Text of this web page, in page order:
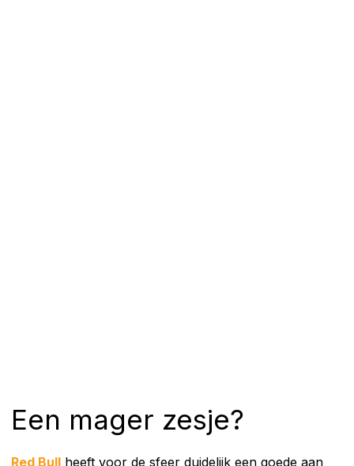
Een mager zesje?
Red Bull heeft voor de sfeer duidelijk een goede aan